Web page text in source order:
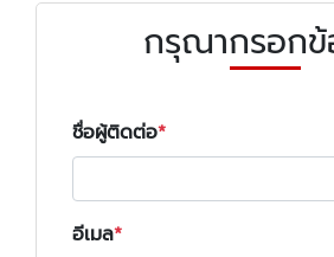
กรุณากรอก
ชื่อผู้ติดต่อ
อีเมล